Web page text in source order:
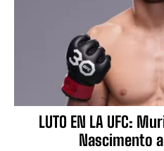
LUTO EN LA UFC:
Nascimento